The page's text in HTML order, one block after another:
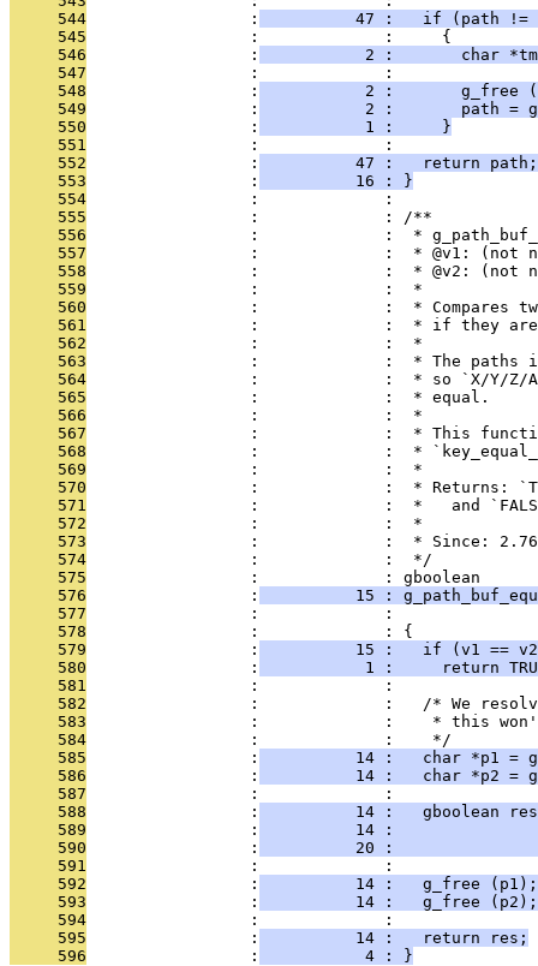
     544
                 :
47 :   if (path !=
     545
                 :             :     {
     546
                 :
2 :       char
     547
                 :             :
     548
                 :
2 :       g_free
     549
                 :
2 :       path =
     550
                 :
           1 :     }
     551
                 :             :
     552
                 :
          47 :   return path;
     553
                 :
          16 : }
     554
                 :             :
     555
                 :             : /**
     556
:             :  *
     557
:             :  * @v1: (not
     558
:             :  * @v2: (not
     559
                 :             :  *
     560
:             :  * Compares
     561
:             :  * if they
     562
                 :             :  *
     563
:             :  * The paths
     564
:             :  * so `X/Y/
     565
                 :             :  * equal.
     566
                 :             :  *
     567
:             :  * This
     568
:             :  *
     569
                 :             :  *
     570
:             :  * Returns:
     571
:             :  *   and
     572
                 :             :  *
     573
                 :             :  * Since: 2.76
     574
                 :             :  */
     575
                 :             : gboolean
     576
                 :
15 :
     577
:             :
     578
                 :             : {
     579
                 :
15 :   if (v1 ==
     580
                 :
1 :     return
     581
                 :             :
     582
:             :   /* We
     583
:             :    * this
     584
                 :             :    */
     585
                 :
14 :   char *p1 =
     586
                 :
14 :   char *p2 =
     587
                 :             :
     588
                 :
14 :   gboolean
     589
                 :
14 :
     590
                 :
20 :
     591
                 :             :
     592
                 :
          14 :   g_free (p1);
     593
                 :
          14 :   g_free (p2);
     594
                 :             :
     595
                 :
          14 :   return res;
     596
                 :
           4 : }